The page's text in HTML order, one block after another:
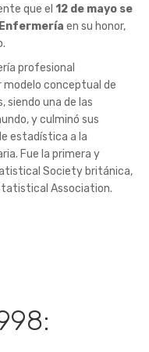
que el 12 de mayo se
en su honor,
profesional
conceptual de
una de las
y culminó sus
estadística a la
Fue la primera y
Society británica,
Association.